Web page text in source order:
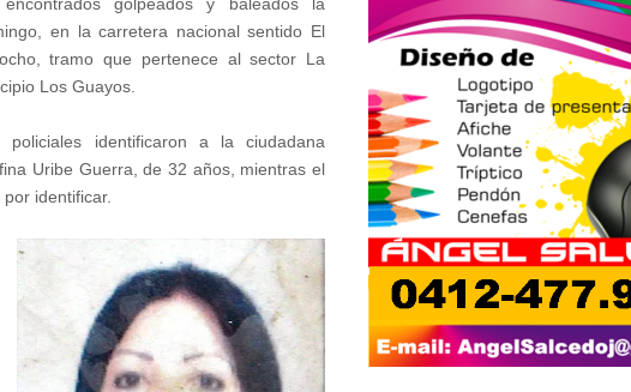
en la carretera nacional sentido El
tramo que pertenece al sector La
Los Guayos.
policiales identificaron a la ciudadana
Uribe Guerra, de 32 años, mientras el
identificar.